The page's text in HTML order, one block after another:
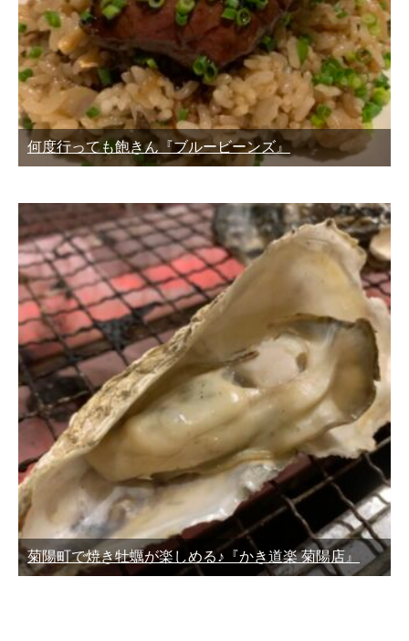
何度行っても飽きん『ブルービーンズ』
菊陽町で焼き牡蠣が楽しめる♪『かき道楽 菊陽店』